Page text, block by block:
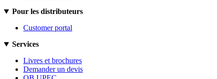
Pour les distributeurs
Customer portal
Services
Livres et brochures
Demander un devis